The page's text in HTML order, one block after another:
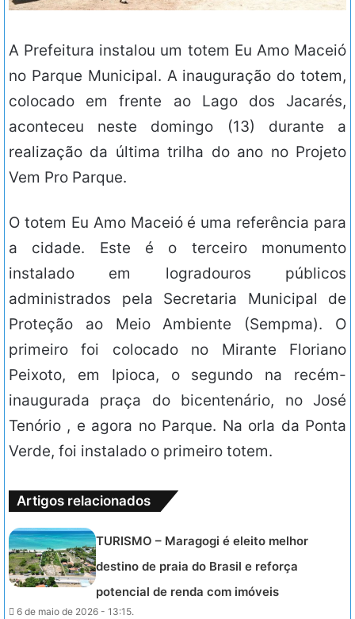
A Prefeitura instalou um totem Eu Amo Maceió
no Parque Municipal. A inauguração do totem,
colocado em frente ao Lago dos Jacarés,
aconteceu neste domingo (13) durante a
realização da última trilha do ano no Projeto
Vem Pro Parque.
O totem Eu Amo Maceió é uma referência para
a cidade. Este é o terceiro monumento
instalado em logradouros públicos
administrados pela Secretaria Municipal de
Proteção ao Meio Ambiente (Sempma). O
primeiro foi colocado no Mirante Floriano
Peixoto, em Ipioca, o segundo na recém-
inaugurada praça do bicentenário, no José
Tenório , e agora no Parque. Na orla da Ponta
Verde, foi instalado o primeiro totem.
Artigos relacionados
TURISMO – Maragogi é eleito melhor
destino de praia do Brasil e reforça
potencial de renda com imóveis
6 de maio de 2026 - 13:15.